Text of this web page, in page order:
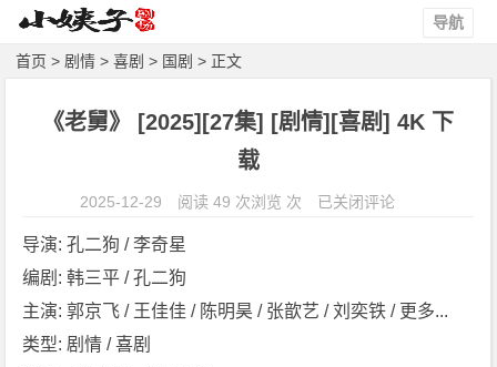
导航
首页 > 剧情 >喜剧 > 国剧 > 正文
《老舅》 [2025][27集] [剧情][喜剧] 4K 下
载
2025-12-29 阅读 49 次浏览 次
《老
2
已关闭评论
导演: 孔二狗 / 李奇星
编剧: 韩三平 / 孔二狗
主演: 郭京飞 / 王佳佳 / 陈明昊 / 张歆艺 / 刘奕铁 / 更多...
类型: 剧情 / 喜剧